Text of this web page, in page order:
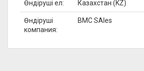
Өндіруші ел: Казахстан (KZ)
Өндіруші
компания:
BMC SAles